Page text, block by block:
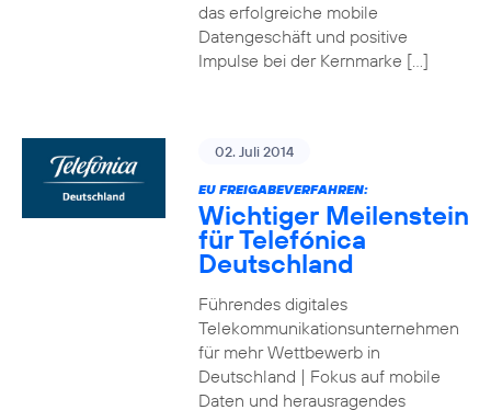
das erfolgreiche mobile
Datengeschäft und positive
Impulse bei der Kernmarke […]
02. Juli 2014
EU FREIGABEVERFAHREN:
Wichtiger Meilenstein
für Telefónica
Deutschland
Führendes digitales
Telekommunikationsunternehmen
für mehr Wettbewerb in
Deutschland | Fokus auf mobile
Daten und herausragendes